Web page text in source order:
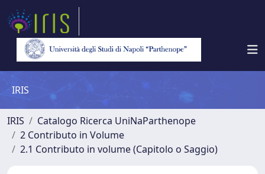
IRIS
IRIS
Catalogo Ricerca UniNaParthenope
2 Contributo in Volume
2.1 Contributo in volume (Capitolo o Saggio)